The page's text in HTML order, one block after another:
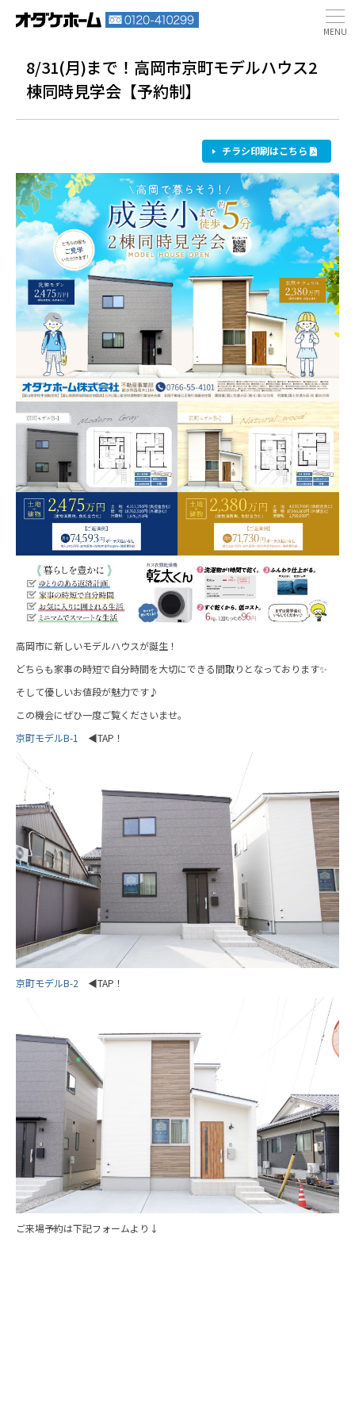
8/31(月)まで！高岡市京町モデルハウス2
棟同時見学会【予約制】
チラシ印刷はこちら
高岡市に新しいモデルハウスが誕生！
どちらも家事の時短で自分時間を大切にできる間取りとなっております✨
そして優しいお値段が魅力です♪
この機会にぜひ一度ご覧くださいませ。
京町モデルB-1
◀TAP！
京町モデルB-2 ◀TAP！
ご来場予約は下記フォームより↓